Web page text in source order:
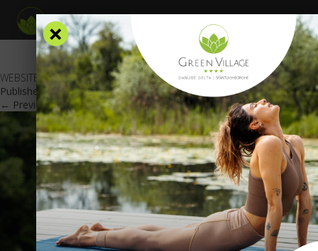
WEBSITE_RO Seniori
Published January 13, 2020at 601 × 426in Oferte Speciale
← Previous Next →
×